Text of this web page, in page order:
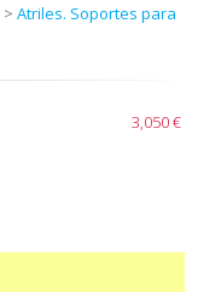
> Atriles. Soportes para
3,050 €